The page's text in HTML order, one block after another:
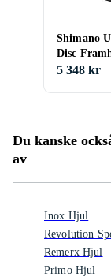
Shimano
Disc
Carbon 12
5 348 kr
Du kanske
av
Inox Hjul
Revolution
Remerx Hjul
Primo Hjul